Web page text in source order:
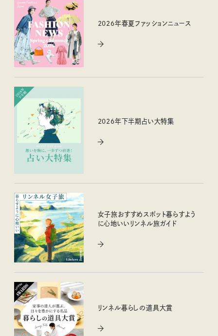
2026年春夏ファッションニュース
2026年下半期占い大特集
女子旅おすすめスポット暮らすよう
に心地いいリンネル旅ガイド
リンネル暮らしの道具大賞